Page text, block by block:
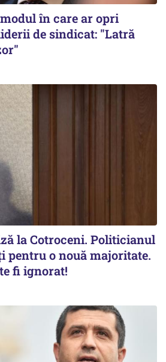
în care ar opri
de sindicat: "Latră
la Cotroceni. Politicianul
pentru o nouă majoritate.
fi ignorat!